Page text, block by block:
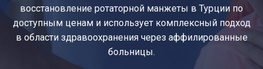
восстановление ротаторной манжеты в Турции по
доступным ценам и использует комплексный подход
в области здравоохранения через аффилированные
больницы.